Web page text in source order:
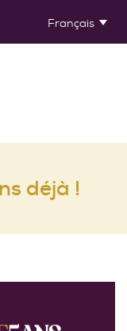
Français
déjà !